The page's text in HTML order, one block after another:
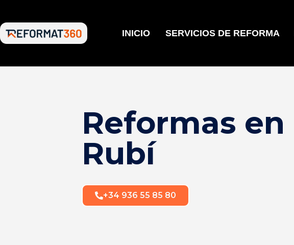
INICIO SERVICIOS DE REFORMA
Reformas en
Rubí
+34 936 55 85 80